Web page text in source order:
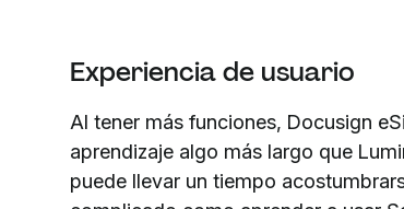
Experiencia de usuario
Al tener más funciones, Docusign
aprendizaje algo más largo que
puede llevar un tiempo